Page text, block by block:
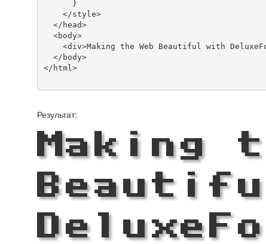
</html>
Результат:
Making